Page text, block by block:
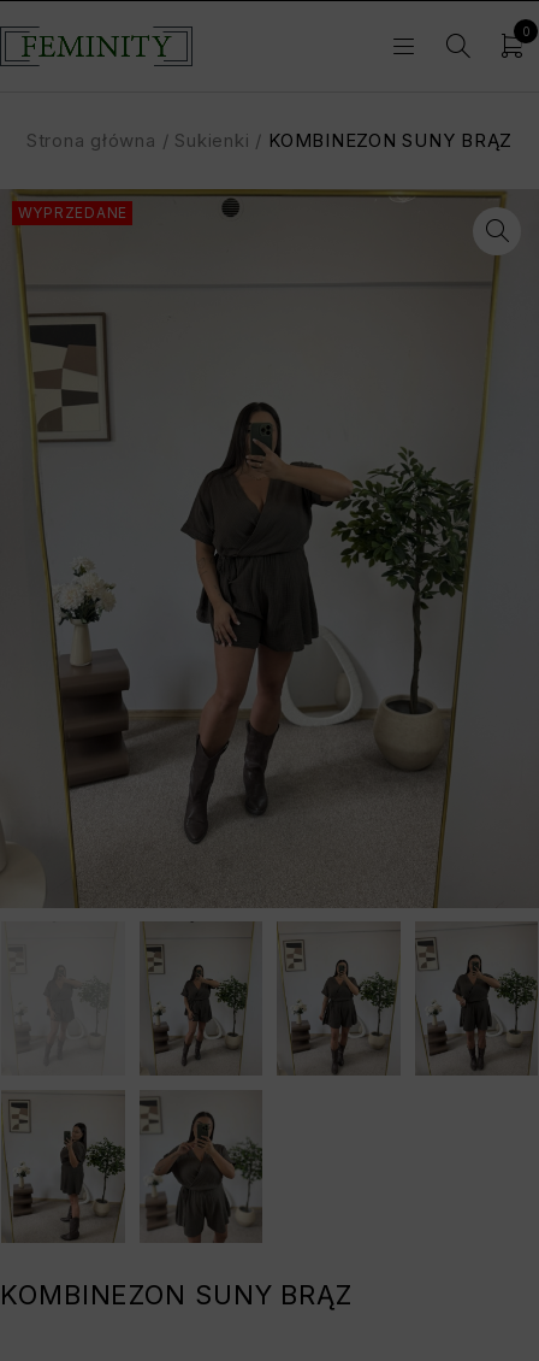
0
Strona główna / Sukienki / KOMBINEZON SUNY BRĄZ
WYPRZEDANE
KOMBINEZON SUNY BRĄZ